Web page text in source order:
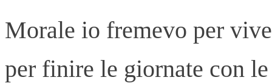
Morale io fremevo per
per finire le giornate con